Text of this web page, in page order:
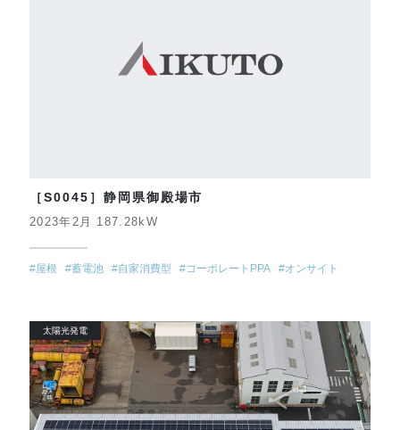
［S0045］静岡県御殿場市
2023年2月 187.28kW
#屋根 #蓄電池 #自家消費型 #コーポレートPPA #オンサイト
太陽光発電